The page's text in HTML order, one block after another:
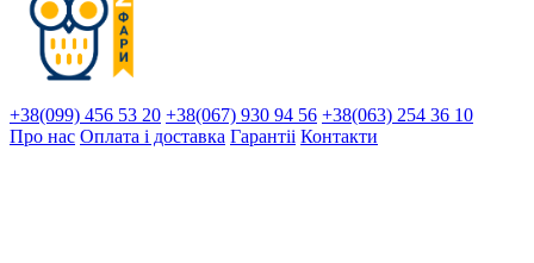
+38(099) 456 53 20 +38(067) 930 94 56 +38(063) 254 36 10
Про нас Оплата і доставка Гарантіi Контакти